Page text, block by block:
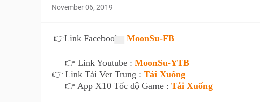
November 06, 2019
👉Link Facebook : MoonSu-FB
👉 Link Youtube : MoonSu-YTB
👉 Link Tải Ver Trung : Tải Xuống
👉 App X10 Tốc độ Game : Tải Xuống